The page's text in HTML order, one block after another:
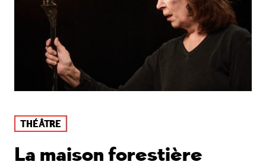
THÉÂTRE
La maison forestière